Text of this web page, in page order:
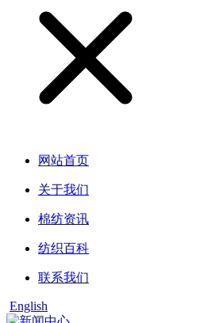
网站首页
关于我们
棉纺资讯
纺织百科
联系我们
English